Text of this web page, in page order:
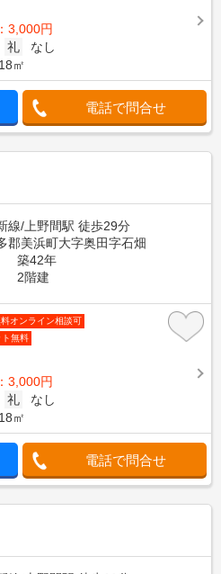
3,000円
礼
なし
18㎡
電話で問合せ
線/上野間駅 徒歩29分
郡美浜町大字奥田字石畑
築42年
2階建
オンライン相談可
ト無料
3,000円
礼
なし
18㎡
電話で問合せ